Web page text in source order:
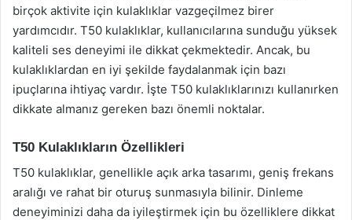
birçok aktivite için kulaklıklar vazgeçilmez birer
yardımcıdır. T50 kulaklıklar, kullanıcılarına sunduğu yüksek
kaliteli ses deneyimi ile dikkat çekmektedir. Ancak, bu
kulaklıklardan en iyi şekilde faydalanmak için bazı
ipuçlarına ihtiyaç vardır. İşte T50 kulaklıklarınızı kullanırken
dikkate almanız gereken bazı önemli noktalar.
T50 Kulaklıkların Özellikleri
T50 kulaklıklar, genellikle açık arka tasarımı, geniş frekans
aralığı ve rahat bir oturuş sunmasıyla bilinir. Dinleme
deneyiminizi daha da iyileştirmek için bu özelliklere dikkat